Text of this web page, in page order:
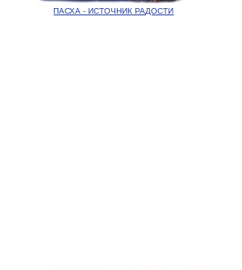
ПАСХА - ИСТОЧНИК РАДОСТИ